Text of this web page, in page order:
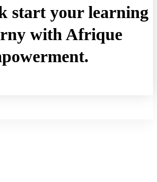
start your learning
with Afrique